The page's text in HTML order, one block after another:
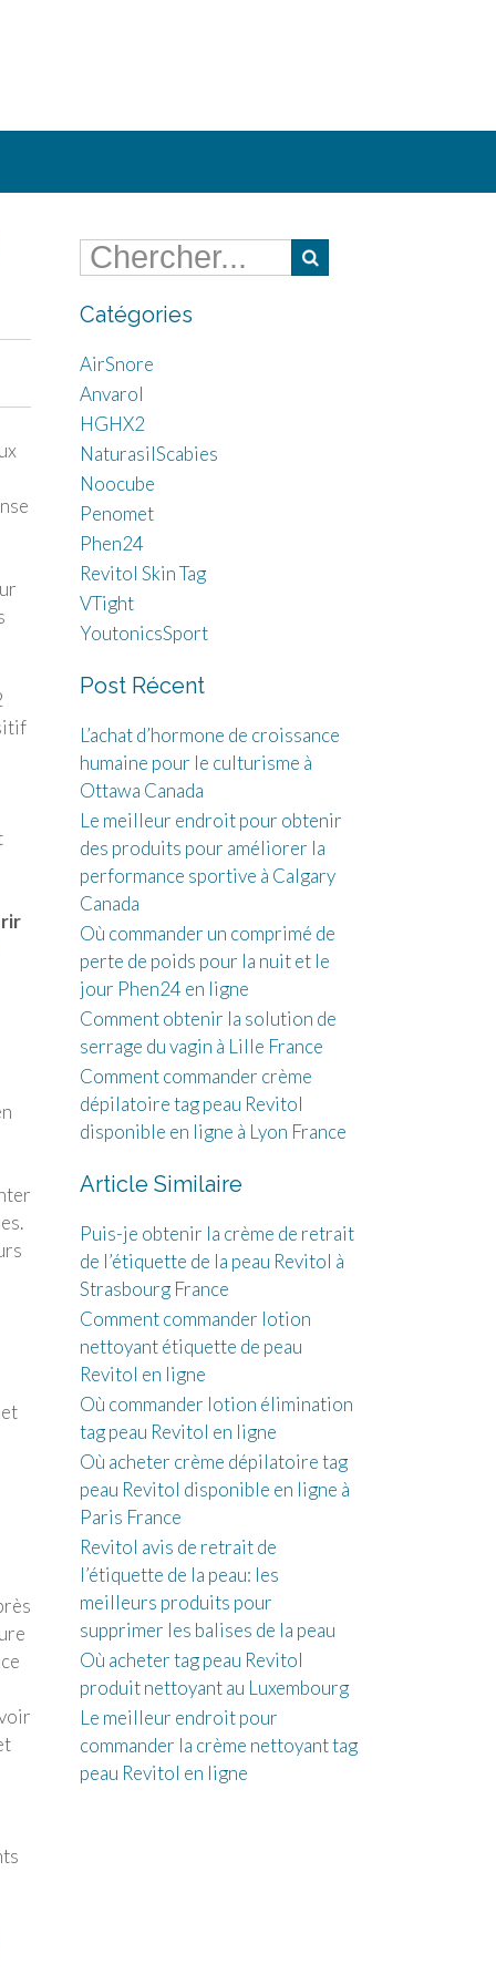
Catégories
AirSnore
Anvarol
HGHX2
NaturasilScabies
Noocube
Penomet
Phen24
Revitol Skin Tag
VTight
YoutonicsSport
Post Récent
L’achat d’hormone de croissance
humaine pour le culturisme à
Ottawa Canada
Le meilleur endroit pour obtenir
des produits pour améliorer la
performance sportive à Calgary
Canada
Où commander un comprimé de
perte de poids pour la nuit et le
jour Phen24 en ligne
Comment obtenir la solution de
serrage du vagin à Lille France
Comment commander crème
dépilatoire tag peau Revitol
disponible en ligne à Lyon France
Article Similaire
Puis-je obtenir la crème de retrait
de l’étiquette de la peau Revitol à
Strasbourg France
Comment commander lotion
nettoyant étiquette de peau
Revitol en ligne
Où commander lotion élimination
tag peau Revitol en ligne
Où acheter crème dépilatoire tag
peau Revitol disponible en ligne à
Paris France
Revitol avis de retrait de
l’étiquette de la peau: les
meilleurs produits pour
supprimer les balises de la peau
Où acheter tag peau Revitol
produit nettoyant au Luxembourg
Le meilleur endroit pour
commander la crème nettoyant tag
peau Revitol en ligne